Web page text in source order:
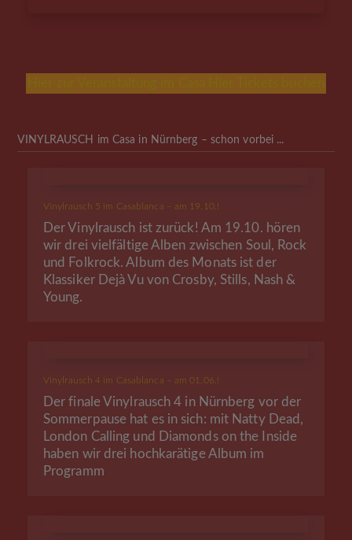
VINYLRAUSCH im Casa in Nürnberg – schon vorbei ...
Vinylrausch 5 im Casablanca – am 19.10.!
Der Vinylrausch ist zurück! Am 19.10. hören
wir drei vielfältige Alben zwischen Soul, Rock
und Folkrock. Album des Monats ist der
Klassiker Dejà Vu von Crosby, Stills, Nash &
Young.
Vinylrausch 4 im Casablanca – am 01.06.!
Der finale Vinylrausch 4 in Nürnberg vor der
Sommerpause hat es in sich: mit Natty Dead,
London Calling und Diamonds on the Inside
haben wir drei hochkarätige Album im
Programm